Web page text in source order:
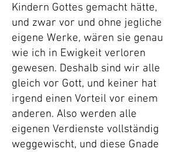
Kindern Gottes gemacht hätte,
und zwar vor und ohne jegliche
eigene Werke, wären sie genau
wie ich in Ewigkeit verloren
gewesen. Deshalb sind wir alle
gleich vor Gott, und keiner hat
irgend einen Vorteil vor einem
anderen. Also werden alle
eigenen Verdienste vollständig
weggewischt, und diese Gnade